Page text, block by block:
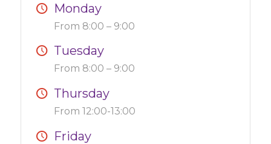
Monday
From 8:00 – 9:00
Tuesday
From 8:00 – 9:00
Thursday
From 12:00-13:00
Friday